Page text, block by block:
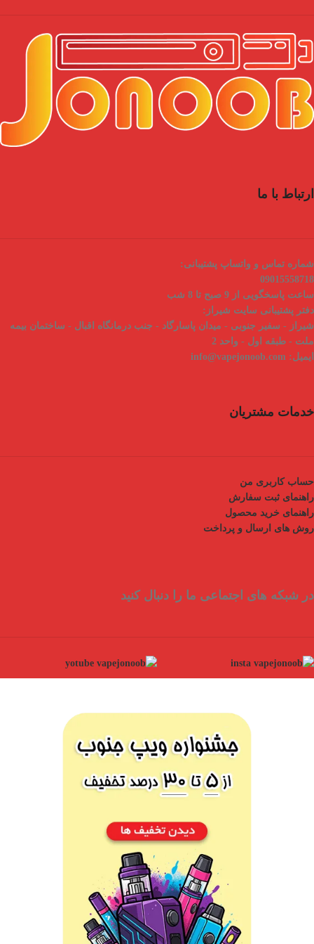
ارتباط با ما
شماره تماس و واتساپ پشتیبانی:
09015558718
ساعت پاسخگویی از 9 صبح تا 8 شب
دفتر پشتیبانی سایت شیراز:
شیراز - سفیر جنوبی - میدان پاسارگاد - جنب درمانگاه اقبال - ساختمان بیمه
ملت - طبقه اول - واحد 2
ایمیل:
خدمات مشتریان
حساب کاربری من
راهنمای ثبت سفارش
راهنمای خرید محصول
روش های ارسال و پرداخت
در شبکه های اجتماعی ما را دنبال کنید